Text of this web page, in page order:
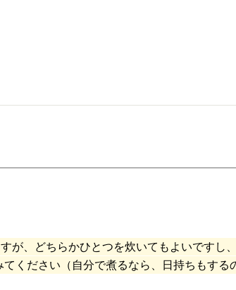
が、どちらかひとつを炊いてもよいですし
ください（自分で煮るなら、日持ちもする